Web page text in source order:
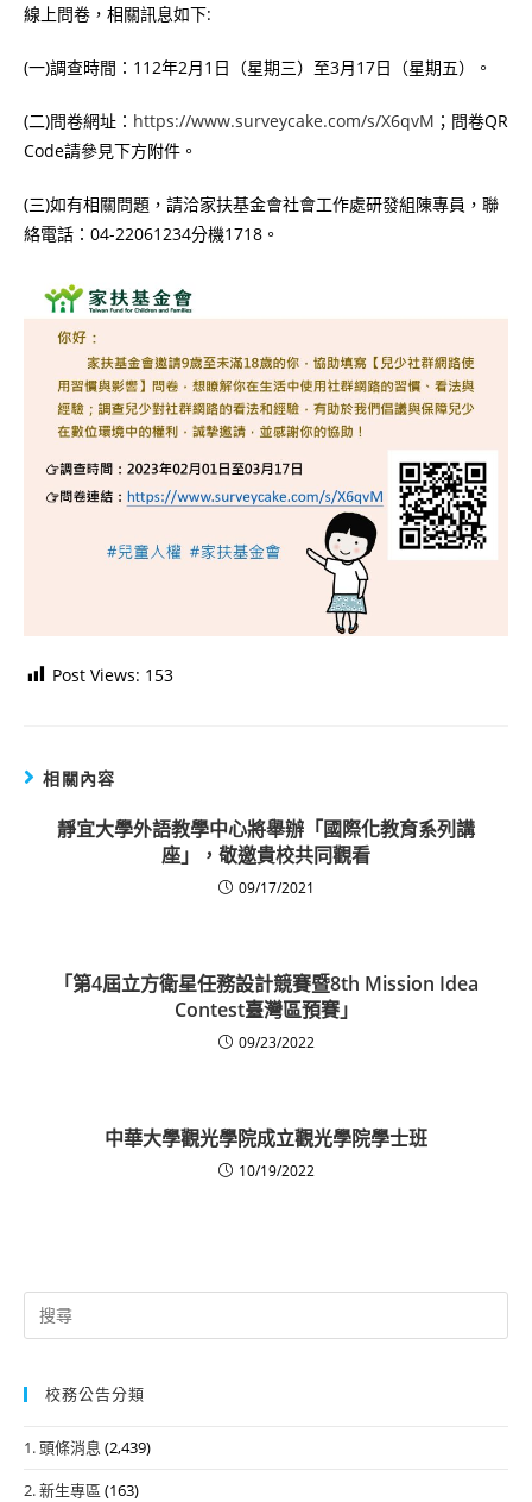
線上問卷，相關訊息如下:
(一)調查時間：112年2月1日（星期三）至3月17日（星期五）。
(二)問卷網址： https://www.surveycake.com/s/X6qvM ；問卷QR
Code請參見下方附件。
(三)如有相關問題，請洽家扶基金會社會工作處研發組陳專員，聯
絡電話：04-22061234分機1718。
Post Views: 153
相關內容
靜宜大學外語教學中心將舉辦「國際化教育系列講
座」，敬邀貴校共同觀看
09/17/2021
「第4屆立方衛星任務設計競賽暨8th Mission Idea
Contest臺灣區預賽」
09/23/2022
中華大學觀光學院成立觀光學院學士班
10/19/2022
Search
for:
校務公告分類
1. 頭條消息 (2,439)
2. 新生專區 (163)